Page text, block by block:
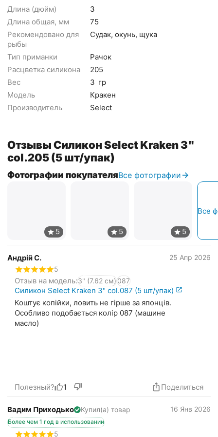
Длина (дюйм)
3
Длина общая, мм
75
Рекомендовано для
рыбы
Судак, окунь, щука
Тип приманки
Рачок
Расцветка силикона
205
Вес
3 гр
Модель
Кракен
Производитель
Select
Отзывы Силикон Select Kraken 3"
col.205 (5 шт/упак)
Фотографии покупателяВсе фотографии
Все
Андрій С.
25 Апр 2026
5
Отзыв на модель:3" (7.62 см)087
Силикон Select Kraken 3" col.087 (5 шт/упак)
Коштує копійки, ловить не гірше за японців.
Особливо подобається колір 087 (машине
масло)
Полезный? 1 Поделиться
Вадим Приходько Купил(а) товар
Более чем 1 год в использовании
16 Янв 2026
5